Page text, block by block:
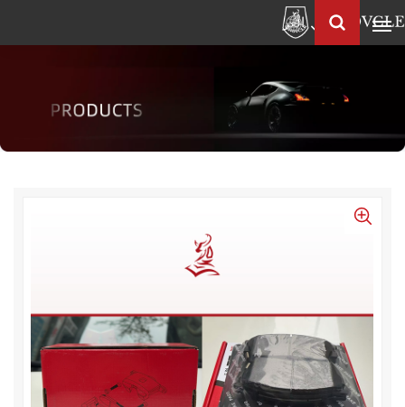
العربية
English
Pусский العربية